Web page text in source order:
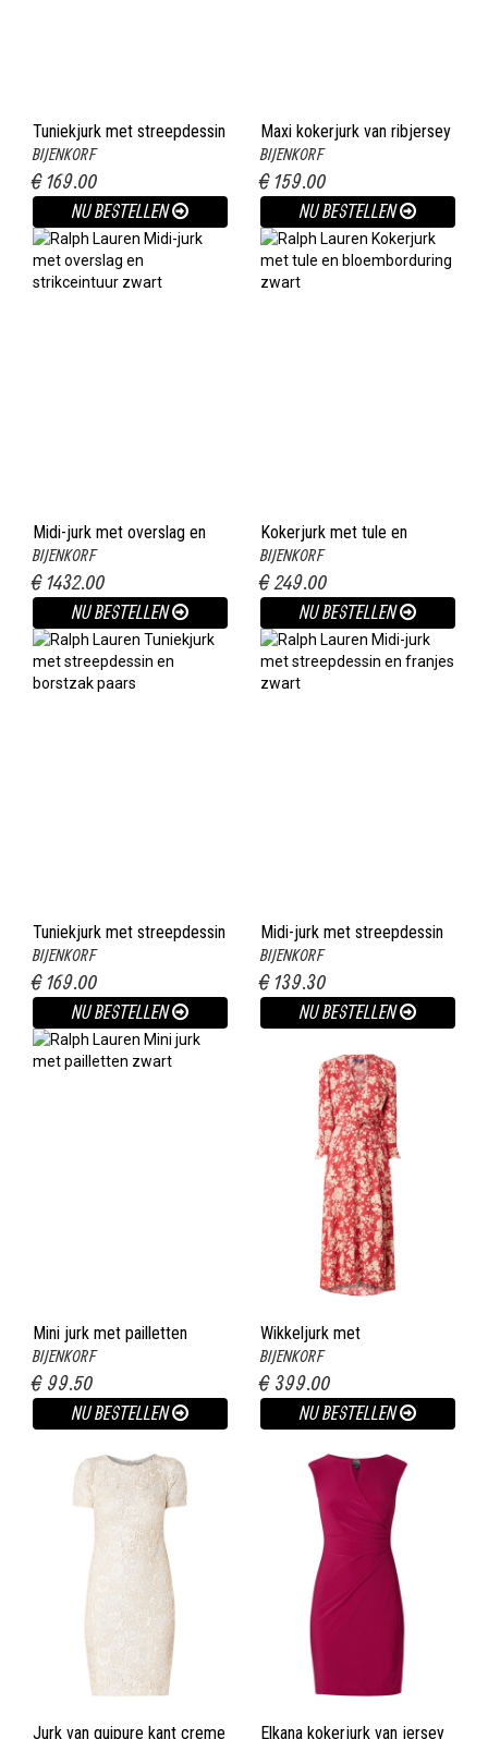
Tuniekjurk met streepdessin
en borstzak paars
BIJENKORF
€ 169.00
NU BESTELLEN
Maxi kokerjurk van ribjersey
met streepdetail zwart
BIJENKORF
€ 159.00
NU BESTELLEN
Midi-jurk met overslag en
strikceintuur zwart
BIJENKORF
€ 1432.00
NU BESTELLEN
Kokerjurk met tule en
bloemborduring zwart
BIJENKORF
€ 249.00
NU BESTELLEN
Tuniekjurk met streepdessin
en borstzak paars
BIJENKORF
€ 169.00
NU BESTELLEN
Midi-jurk met streepdessin
en franjes zwart
BIJENKORF
€ 139.30
NU BESTELLEN
Mini jurk met pailletten
zwart
BIJENKORF
€ 99.50
NU BESTELLEN
Wikkeljurk met
bloemendessin en volant
rood
BIJENKORF
€ 399.00
NU BESTELLEN
Jurk van guipure kant creme Elkana kokerjurk van jersey